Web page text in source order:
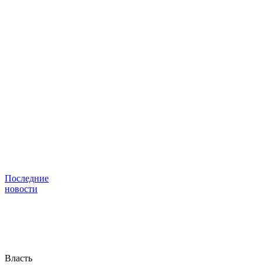
Последние
новости
Власть